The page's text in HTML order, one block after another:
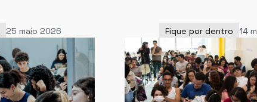
25 maio 2026 Fique por dentro 14